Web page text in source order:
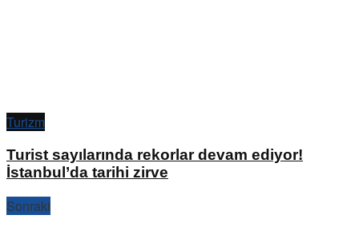
Turizm
Turist sayılarında rekorlar devam ediyor!
İstanbul’da tarihi zirve
Sonraki